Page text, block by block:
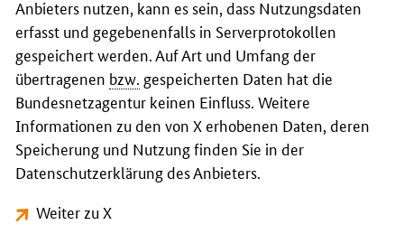
Anbieters nutzen, kann es sein, dass Nutzungsdaten
erfasst und gegebenenfalls in Serverprotokollen
gespeichert werden. Auf Art und Umfang der
übertragenen bzw. gespeicherten Daten hat die
Bundesnetzagentur keinen Einfluss. Weitere
Informationen zu den von X erhobenen Daten, deren
Speicherung und Nutzung finden Sie in der
Datenschutzerklärung des Anbieters.
Weiter zu X